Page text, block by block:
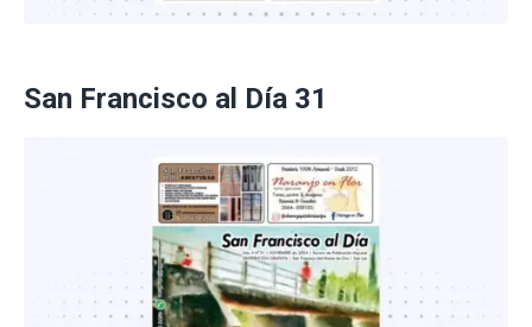
San Francisco al Día 31